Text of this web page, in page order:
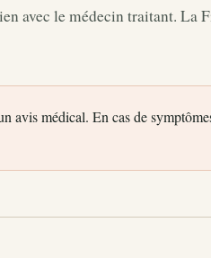
avec le médecin traitant. La
avis médical. En cas de